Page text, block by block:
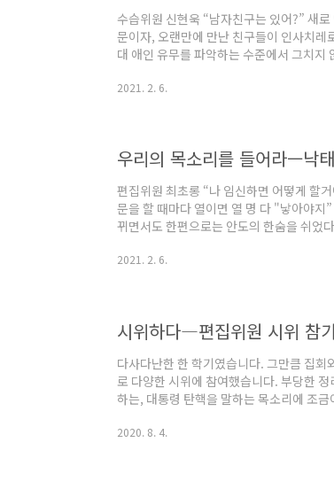
수습위원 신현욱 “남자친구는 있어?” 새
문이자, 오랜만에 만난 친구들이 인사치레
대 애인 유무를 파악하는 수준에서 그치지
문제 상황에 있는 나를 구제해주 겠다는 굳
2021. 2. 6.
우리의 목소리를 들어라ㅡ낙
편집위원 최초롱 “나 임신하면 어떻게 할
문을 할 때마다 열이면 열 명 다 "낳아야지
뀌면서도 한편으로는 안도의 한숨을 쉬었
나 큰지 모른다. 예정일이 많이 지나서도
2021. 2. 6.
시위하다―편집위원 시위 참
다사다난한 한 학기였습니다. 그만큼 집
로 다양한 시위에 참여했습니다. 부당한
하는, 대통령 탄핵을 말하는 목소리에 조
섰다 돌아가는 길. 각자의 생각은 조금씩
2020. 8. 4.